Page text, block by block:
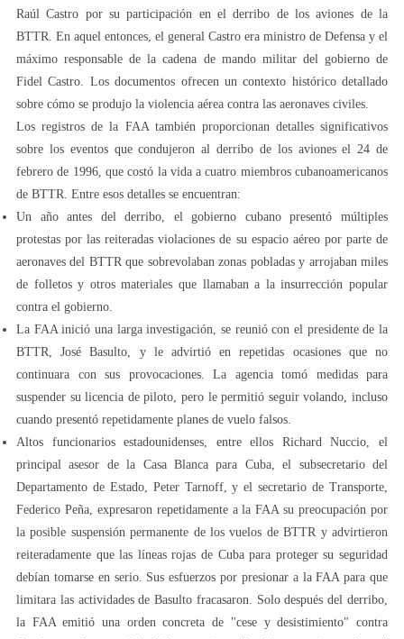
Raúl Castro por su participación en el derribo de los aviones de la
BTTR. En aquel entonces, el general Castro era ministro de Defensa y el
máximo responsable de la cadena de mando militar del gobierno de
Fidel Castro. Los documentos ofrecen un contexto histórico detallado
sobre cómo se produjo la violencia aérea contra las aeronaves civiles.
Los registros de la FAA también proporcionan detalles significativos
sobre los eventos que condujeron al derribo de los aviones el 24 de
febrero de 1996, que costó la vida a cuatro miembros cubanoamericanos
de BTTR. Entre esos detalles se encuentran:
Un año antes del derribo, el gobierno cubano presentó múltiples
protestas por las reiteradas violaciones de su espacio aéreo por parte de
aeronaves del BTTR que sobrevolaban zonas pobladas y arrojaban miles
de folletos y otros materiales que llamaban a la insurrección popular
contra el gobierno.
La FAA inició una larga investigación, se reunió con el presidente de la
BTTR, José Basulto, y le advirtió en repetidas ocasiones que no
continuara con sus provocaciones. La agencia tomó medidas para
suspender su licencia de piloto, pero le permitió seguir volando, incluso
cuando presentó repetidamente planes de vuelo falsos.
Altos funcionarios estadounidenses, entre ellos Richard Nuccio, el
principal asesor de la Casa Blanca para Cuba, el subsecretario del
Departamento de Estado, Peter Tarnoff, y el secretario de Transporte,
Federico Peña, expresaron repetidamente a la FAA su preocupación por
la posible suspensión permanente de los vuelos de BTTR y advirtieron
reiteradamente que las líneas rojas de Cuba para proteger su seguridad
debían tomarse en serio. Sus esfuerzos por presionar a la FAA para que
limitara las actividades de Basulto fracasaron. Solo después del derribo,
la FAA emitió una orden concreta de "cese y desistimiento" contra